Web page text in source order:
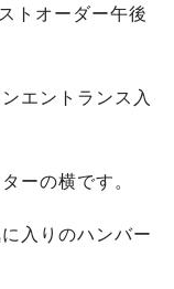
トオーダー午後
エントランス入
ーの横です。
入りのハンバー